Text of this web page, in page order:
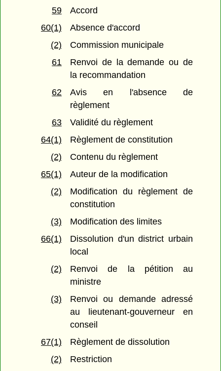
59
Accord
60(1)
Absence d'accord
(2)
Commission municipale
61
Renvoi de la demande ou de
la recommandation
62
Avis en l'absence de
règlement
63
Validité du règlement
64(1)
Règlement de constitution
(2)
Contenu du règlement
65(1)
Auteur de la modification
(2)
Modification du règlement de
constitution
(3)
Modification des limites
66(1)
Dissolution d'un district urbain
local
(2)
Renvoi de la pétition au
ministre
(3)
Renvoi ou demande adressé
au lieutenant-gouverneur en
conseil
67(1)
Règlement de dissolution
(2)
Restriction